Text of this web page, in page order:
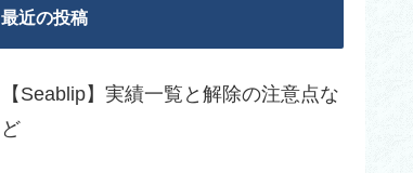
最近の投稿
【Seablip】実績一覧と解除の注意点な
ど